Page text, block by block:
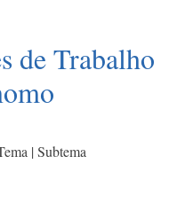
de Trabalho
| Subtema